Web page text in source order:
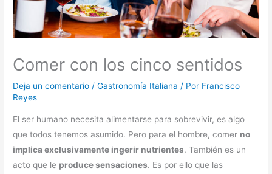
Comer con los cinco sentidos
Deja un comentario /Gastronomía Italiana / Por Francisco
Reyes
El ser humano necesita alimentarse para sobrevivir, es algo
que todos tenemos asumido. Pero para el hombre, comer no
implica exclusivamente ingerir nutrientes. También es un
acto que le produce sensaciones. Es por ello que las